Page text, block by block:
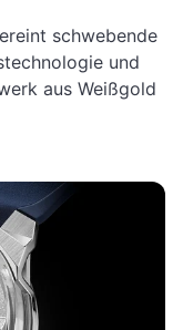
schwebende
und
aus Weißgold